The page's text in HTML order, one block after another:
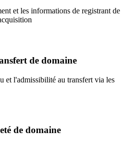
et les informations de registrant de
de domaine
et l'admissibilité au transfert via les
de domaine